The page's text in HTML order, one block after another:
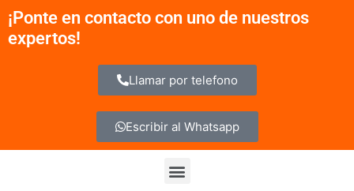
contenido
¡Ponte en contacto con uno de nuestros
expertos!
Llamar por telefono
Escribir al Whatsapp
Menu